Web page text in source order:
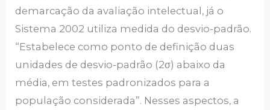
demarcação da avaliação intelectual, já o
Sistema 2002 utiliza medida do desvio-padrão.
“Estabelece como ponto de definição duas
unidades de desvio-padrão (2σ) abaixo da
média, em testes padronizados para a
população considerada”. Nesses aspectos, a